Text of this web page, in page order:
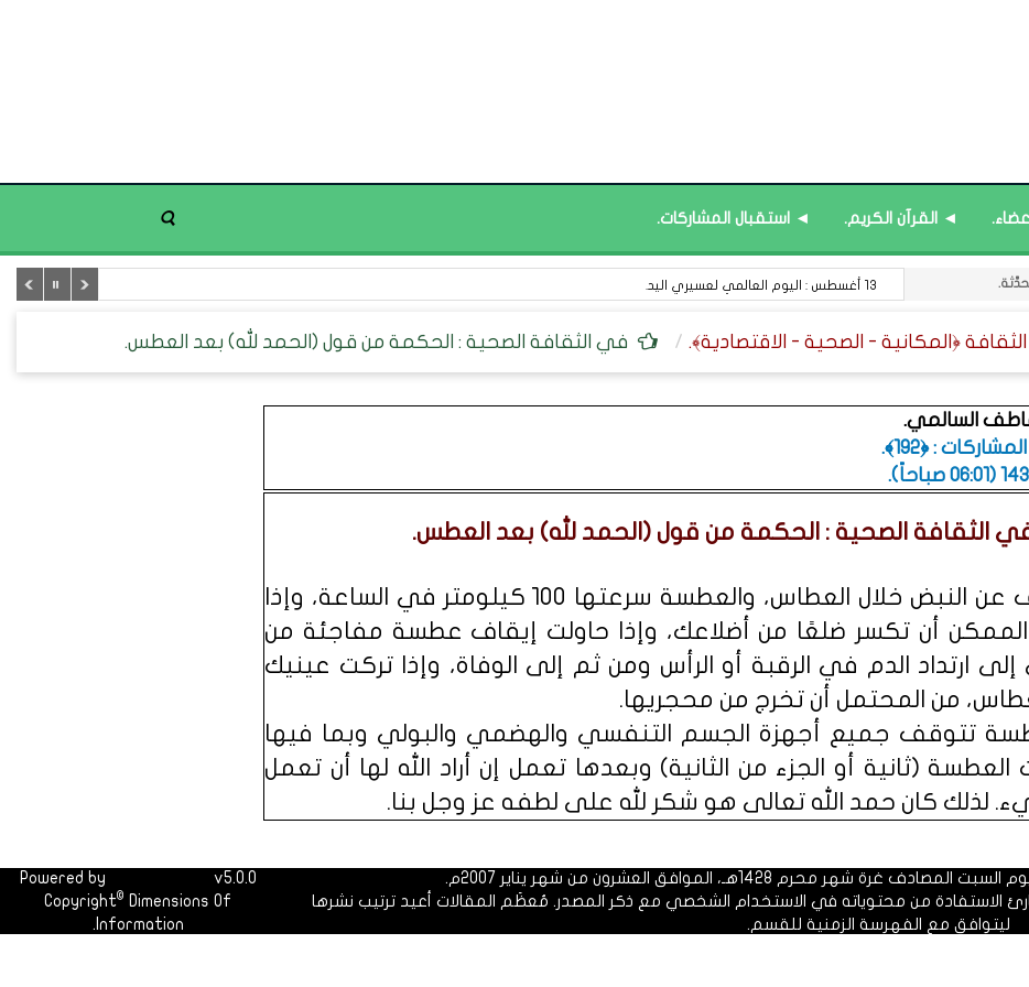
◄ القرآن الكريم. ◄ استقبال المشاركات.
13 أغسطس : اليوم العالمي لعسيري اليد.
في الثقافة الصحية : الحكمة من قول (الحمد لله) بعد العطس.
السالمي.
: ﴿192﴾.
.
الثقافة الصحية : الحكمة من قول (الحمد لله) بعد العطس.
■ لأن القلب يتوقف عن النبض خلال العطاس، والعطسة سرعتها 100 كيلومتر في الساعة، وإذا
أن تكسر ضلعًا من أضلاعك، وإذا حاولت إيقاف عطسة مفاجئة من
إلى ارتداد الدم في الرقبة أو الرأس ومن ثم إلى الوفاة، وإذا تركت عينيك
من المحتمل أن تخرج من محجريها.
تتوقف جميع أجهزة الجسم التنفسي والهضمي والبولي وبما فيها
(ثانية أو الجزء من الثانية) وبعدها تعمل إن أراد الله لها أن تعمل
لذلك كان حمد الله تعالى هو شكر لله على لطفه عز وجل بنا.
محرم 1428هـ، الموافق العشرون من شهر يناير 2007م.
الاستفادة من محتوياته في الاستخدام الشخصي مع ذكر المصدر. مُعظَم المقالات أعيد ترتيب نشرها
ليتوافق مع الفهرسة الزمنية للقسم.
Powered by
v5.0.0
Copyright© Dimensions Of
Information.